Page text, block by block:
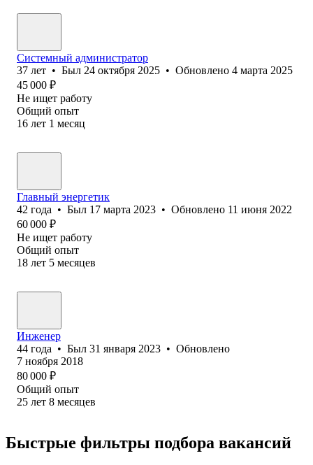
Системный администратор
37 лет • Был 24 октября 2025 • Обновлено 4 марта 2025
45 000 ₽
Не ищет работу
Общий опыт
16 лет 1 месяц
Главный энергетик
42 года • Был 17 марта 2023 • Обновлено 11 июня 2022
60 000 ₽
Не ищет работу
Общий опыт
18 лет 5 месяцев
Инженер
44 года • Был 31 января 2023 • Обновлено
7 ноября 2018
80 000 ₽
Общий опыт
25 лет 8 месяцев
Быстрые фильтры подбора вакансий